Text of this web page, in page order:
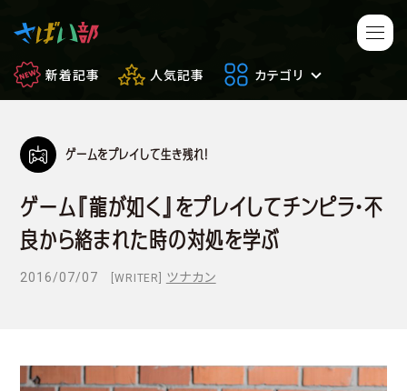
新着記事 人気記事 カテゴリ
マンガ・アニメ
ゲーム 日常のサバイバル
フィールドレビュー やってみた
ゲームをプレイして生き残れ！
ゲーム『龍が如く』をプレイしてチンピラ・不
良から絡まれた時の対処を学ぶ
2016/07/07 [WRITER] ツナカン